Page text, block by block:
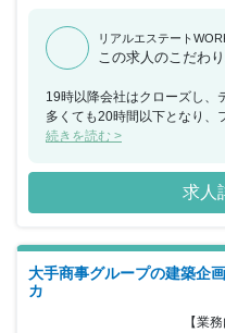
リアルエステート
この求人のこだわ
19時以降会社はクローズし、
多くても20時間以下となり、
すい環境があります。また、
スが取れる職場環境がありま
続きを読む >
求人
大手商事グループの建築企
カ
【業